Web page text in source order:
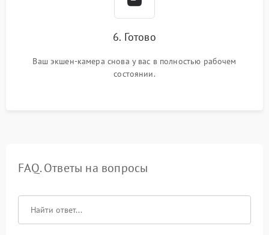
6. Готово
Ваш экшен-камера снова у вас в полностью рабочем
состоянии.
FAQ. Ответы на вопросы